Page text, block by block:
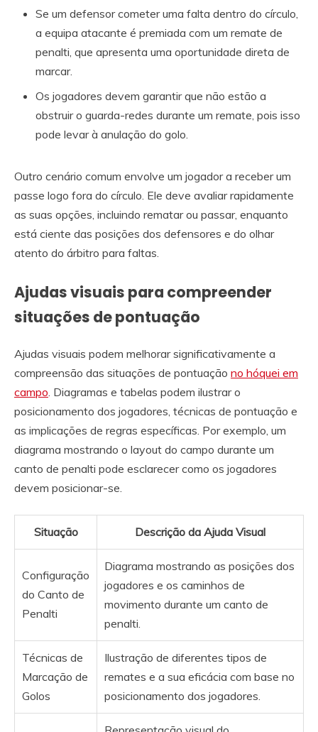
Se um defensor cometer uma falta dentro do círculo,
a equipa atacante é premiada com um remate de
penalti, que apresenta uma oportunidade direta de
marcar.
Os jogadores devem garantir que não estão a
obstruir o guarda-redes durante um remate, pois isso
pode levar à anulação do golo.
Outro cenário comum envolve um jogador a receber um
passe logo fora do círculo. Ele deve avaliar rapidamente
as suas opções, incluindo rematar ou passar, enquanto
está ciente das posições dos defensores e do olhar
atento do árbitro para faltas.
Ajudas visuais para compreender
situações de pontuação
Ajudas visuais podem melhorar significativamente a
compreensão das situações de pontuação no hóquei em
campo. Diagramas e tabelas podem ilustrar o
posicionamento dos jogadores, técnicas de pontuação e
as implicações de regras específicas. Por exemplo, um
diagrama mostrando o layout do campo durante um
canto de penalti pode esclarecer como os jogadores
devem posicionar-se.
Situação Descrição da Ajuda Visual
Configuração
do Canto de
Penalti
Diagrama mostrando as posições dos
jogadores e os caminhos de
movimento durante um canto de
penalti.
Técnicas de
Marcação de
Golos
Ilustração de diferentes tipos de
remates e a sua eficácia com base no
posicionamento dos jogadores.